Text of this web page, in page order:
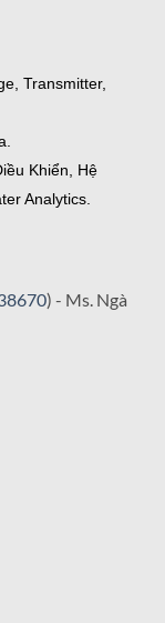
Transmitter,
Khiển, Hệ
Analytics.
) - Ms. Ngà